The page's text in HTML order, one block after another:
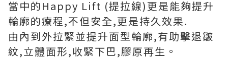
當中的Happy Lift (提拉線)更是能夠提升
輪廓的療程,不但安全,更是持久效果.
由內到外拉緊並提升面型輪廓,有助擊退皺
紋,立體面形,收緊下巴,膠原再生。